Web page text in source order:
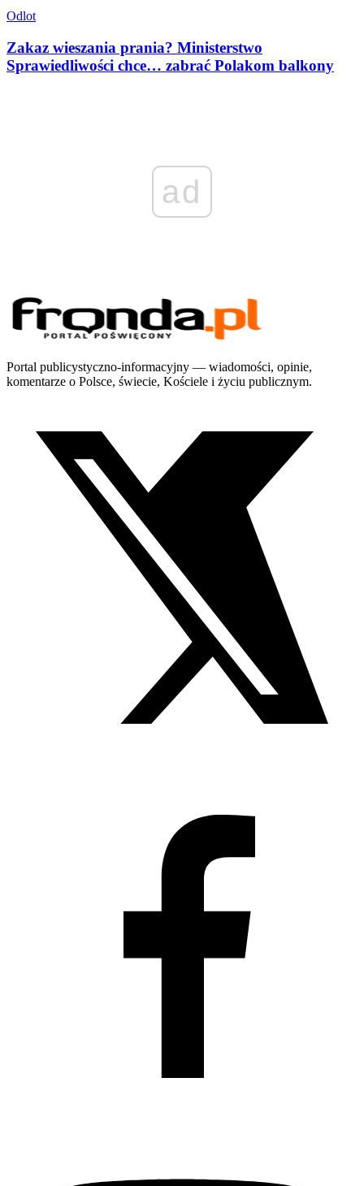
Odlot
Zakaz wieszania prania? Ministerstwo
Sprawiedliwości chce… zabrać Polakom balkony
ad
Portal publicystyczno-informacyjny — wiadomości, opinie,
komentarze o Polsce, świecie, Kościele i życiu publicznym.